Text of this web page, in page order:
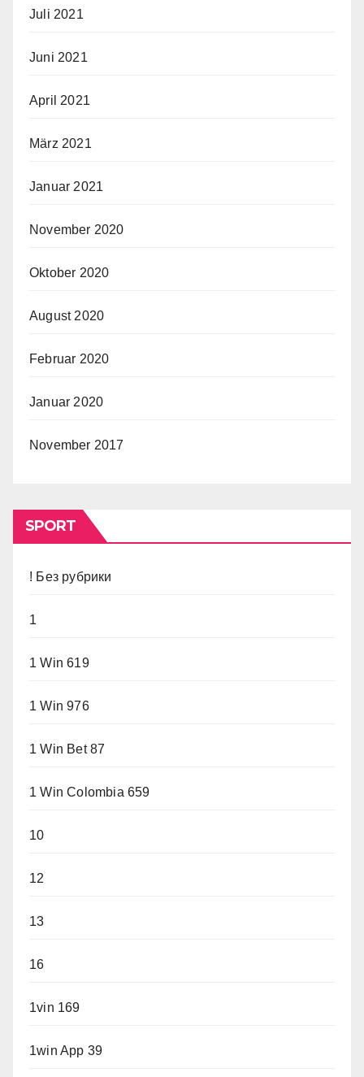
Juli 2021
Juni 2021
April 2021
März 2021
Januar 2021
November 2020
Oktober 2020
August 2020
Februar 2020
Januar 2020
November 2017
SPORT
! Без рубрики
1
1 Win 619
1 Win 976
1 Win Bet 87
1 Win Colombia 659
10
12
13
16
1vin 169
1win App 39